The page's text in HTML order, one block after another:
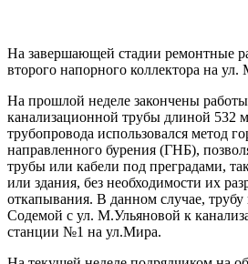
На завершающей стадии ремонтные
второго напорного коллектора на
На прошлой неделе закончены
канализационной трубы длиной 532
трубопровода использовался метод
направленного бурения (ГНБ),
трубы или кабели под преградами,
или здания, без необходимости их
откапывания. В данном случае,
Содемой с ул. М.Ульяновой к
станции №1 на ул.Мира.